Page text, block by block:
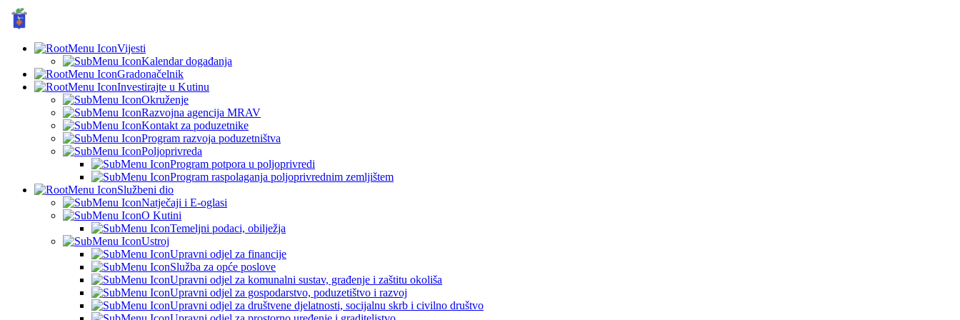
Vijesti
Kalendar događanja
Gradonačelnik
Investirajte u Kutinu
Okruženje
Razvojna agencija MRAV
Kontakt za poduzetnike
Program razvoja poduzetništva
Poljoprivreda
Program potpora u poljoprivredi
Program raspolaganja poljoprivrednim zemljištem
Službeni dio
Natječaji i E-oglasi
O Kutini
Temeljni podaci, obilježja
Ustroj
Upravni odjel za financije
Služba za opće poslove
Upravni odjel za komunalni sustav, građenje i zaštitu okoliša
Upravni odjel za gospodarstvo, poduzetištvo i razvoj
Upravni odjel za društvene djelatnosti, socijalnu skrb i civilno društvo